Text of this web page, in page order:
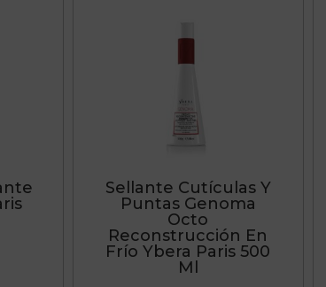
Sellante Cutículas Y
Puntas Genoma
Octo
Reconstrucción En
Frío Ybera Paris 500
Ml